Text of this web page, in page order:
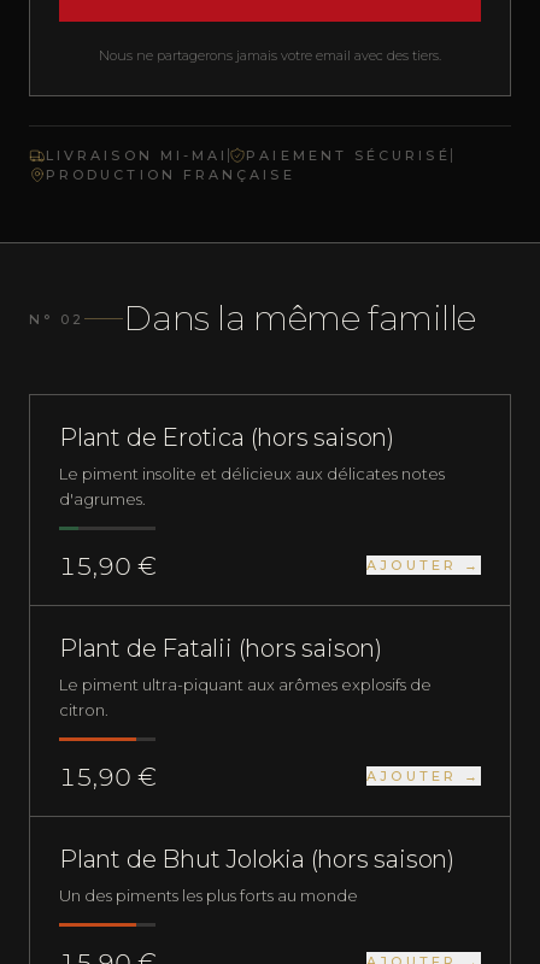
Nous ne partagerons jamais votre email avec des tiers.
LIVRAISON MI-MAI
PAIEMENT SÉCURISÉ
PRODUCTION FRANÇAISE
N° 02 Dans la même famille
Plant de Erotica (hors saison)
Le piment insolite et délicieux aux délicates notes
d'agrumes.
15,90 € AJOUTER →
PLUS QUE 5 EN STOCK
Plant de Fatalii (hors saison)
Le piment ultra-piquant aux arômes explosifs de
citron.
15,90 € AJOUTER →
Plant de Bhut Jolokia (hors saison)
Un des piments les plus forts au monde